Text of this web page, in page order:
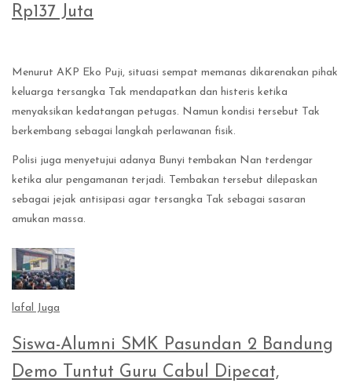
Rp137 Juta
Menurut AKP Eko Puji, situasi sempat memanas dikarenakan pihak
keluarga tersangka Tak mendapatkan dan histeris ketika
menyaksikan kedatangan petugas. Namun kondisi tersebut Tak
berkembang sebagai langkah perlawanan fisik.
Polisi juga menyetujui adanya Bunyi tembakan Nan terdengar
ketika alur pengamanan terjadi. Tembakan tersebut dilepaskan
sebagai jejak antisipasi agar tersangka Tak sebagai sasaran
amukan massa.
lafal Juga
Siswa-Alumni SMK Pasundan 2 Bandung
Demo Tuntut Guru Cabul Dipecat,